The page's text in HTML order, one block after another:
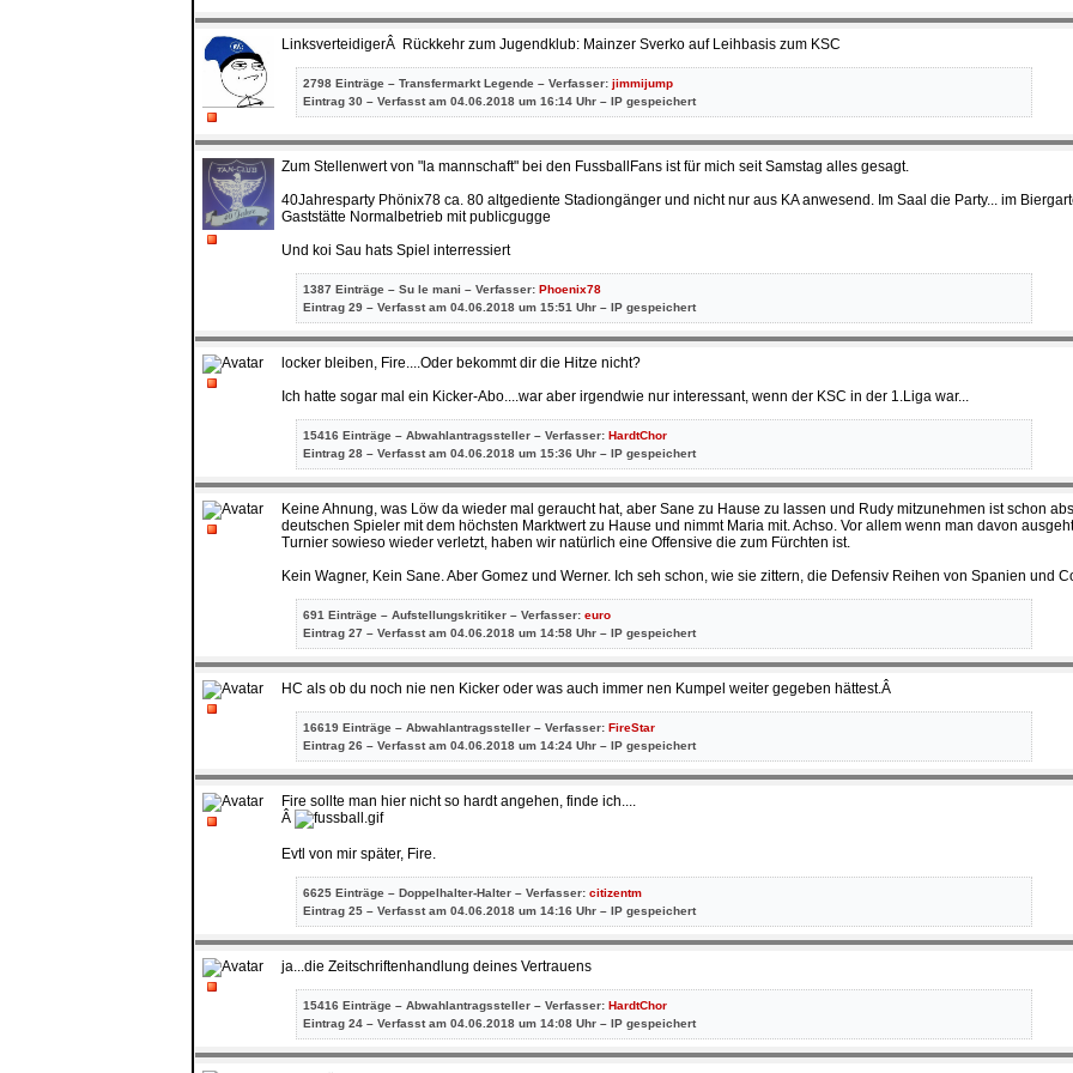
LinksverteidigerÂ Rückkehr zum Jugendklub: Mainzer Sverko auf Leihbasis zum KSC
2798 Einträge – Transfermarkt Legende – Verfasser: jimmijump
Eintrag 30 – Verfasst am 04.06.2018 um 16:14 Uhr – IP gespeichert
Zum Stellenwert von "la mannschaft" bei den FussballFans ist für mich seit Samstag alles gesagt.
40Jahresparty Phönix78 ca. 80 altgediente Stadiongänger und nicht nur aus KA anwesend. Im Saal die Party... im
Gaststätte Normalbetrieb mit publicgugge
Und koi Sau hats Spiel interressiert
1387 Einträge – Su le mani – Verfasser: Phoenix78
Eintrag 29 – Verfasst am 04.06.2018 um 15:51 Uhr – IP gespeichert
locker bleiben, Fire....Oder bekommt dir die Hitze nicht?
Ich hatte sogar mal ein Kicker-Abo....war aber irgendwie nur interessant, wenn der KSC in der 1.Liga war...
15416 Einträge – Abwahlantragssteller – Verfasser: HardtChor
Eintrag 28 – Verfasst am 04.06.2018 um 15:36 Uhr – IP gespeichert
Keine Ahnung, was Löw da wieder mal geraucht hat, aber Sane zu Hause zu lassen und Rudy mitzunehmen ist schon
deutschen Spieler mit dem höchsten Marktwert zu Hause und nimmt Maria mit. Achso. Vor allem wenn man davon
Turnier sowieso wieder verletzt, haben wir natürlich eine Offensive die zum Fürchten ist.
Kein Wagner, Kein Sane. Aber Gomez und Werner. Ich seh schon, wie sie zittern, die Defensiv Reihen von Spanien und
691 Einträge – Aufstellungskritiker – Verfasser: euro
Eintrag 27 – Verfasst am 04.06.2018 um 14:58 Uhr – IP gespeichert
HC als ob du noch nie nen Kicker oder was auch immer nen Kumpel weiter gegeben hättest.Â
16619 Einträge – Abwahlantragssteller – Verfasser: FireStar
Eintrag 26 – Verfasst am 04.06.2018 um 14:24 Uhr – IP gespeichert
Fire sollte man hier nicht so hardt angehen, finde ich....
Â
Evtl von mir später, Fire.
6625 Einträge – Doppelhalter-Halter – Verfasser: citizentm
Eintrag 25 – Verfasst am 04.06.2018 um 14:16 Uhr – IP gespeichert
ja...die Zeitschriftenhandlung deines Vertrauens
15416 Einträge – Abwahlantragssteller – Verfasser: HardtChor
Eintrag 24 – Verfasst am 04.06.2018 um 14:08 Uhr – IP gespeichert